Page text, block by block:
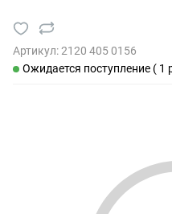
Артикул:2120 405 0156
Ожидается поступление ( 1